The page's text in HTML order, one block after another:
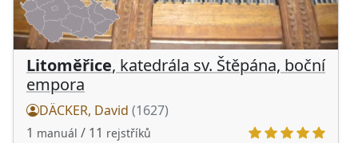
Litoměřice, katedrála sv. Štěpána, boční
empora
DÄCKER, David (1627)
1 manuál / 11 rejstříků